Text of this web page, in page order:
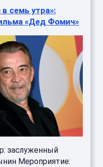
семь утра»:
«Дед Фомич»
заслуженный
Мероприятие: